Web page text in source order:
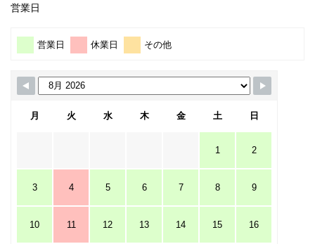
営業日
営業日 休業日 その他
月 火 水 木 金 土 日
1 2
3 4 5 6 7 8 9
10 11 12 13 14 15 16